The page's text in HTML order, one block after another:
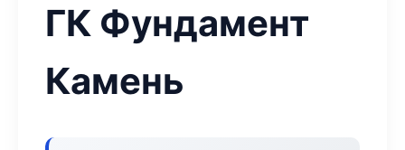
ГК Фундамент
Камень